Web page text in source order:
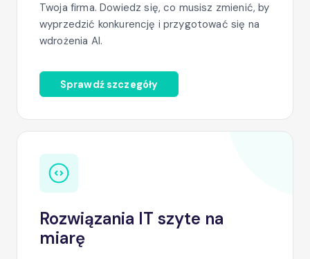
Twoja firma. Dowiedz się, co musisz zmienić, by
wyprzedzić konkurencję i przygotować się na
wdrożenia AI.
Sprawdź szczegóły
Rozwiązania IT szyte na
miarę